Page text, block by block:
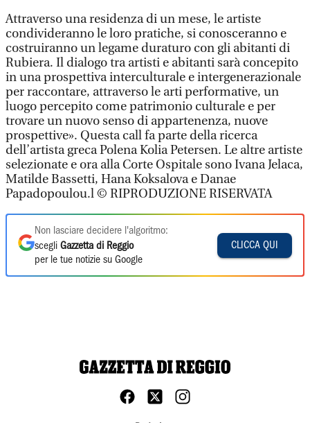
Attraverso una residenza di un mese, le artiste
condivideranno le loro pratiche, si conosceranno e
costruiranno un legame duraturo con gli abitanti di
Rubiera. Il dialogo tra artisti e abitanti sarà concepito
in una prospettiva interculturale e intergenerazionale
per raccontare, attraverso le arti performative, un
luogo percepito come patrimonio culturale e per
trovare un nuovo senso di appartenenza, nuove
prospettive». Questa call fa parte della ricerca
dell’artista greca Polena Kolia Petersen. Le altre artiste
selezionate e ora alla Corte Ospitale sono Ivana Jelaca,
Matilde Bassetti, Hana Koksalova e Danae
Papadopoulou.l © RIPRODUZIONE RISERVATA
Non lasciare decidere l'algoritmo:
scegli Gazzetta di Reggio
per le tue notizie su Google
CLICCA QUI